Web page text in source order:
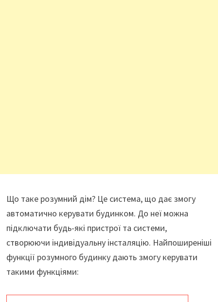
Що таке розумний дім? Це система, що дає змогу
автоматично керувати будинком. До неї можна
підключати будь-які пристрої та системи,
створюючи індивідуальну інсталяцію. Найпоширеніші
функції розумного будинку дають змогу керувати
такими функціями: